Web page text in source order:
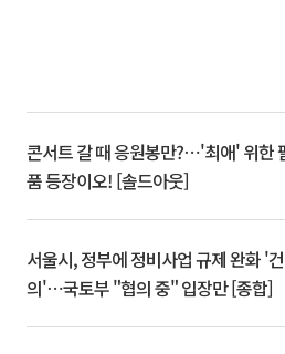
콘서트 갈 때 응원봉만?⋯'최애' 위한
품 등장이오! [솔드아웃]
서울시, 정부에 정비사업 규제 완화 '건
의'⋯국토부 "협의 중" 입장만 [종합]